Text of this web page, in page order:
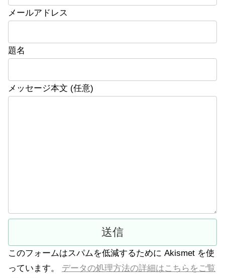
メールアドレス
題名
メッセージ本文 (任意)
このフォームはスパムを低減するために Akismet を使
っています。 データの処理方法の詳細はこちらをご覧